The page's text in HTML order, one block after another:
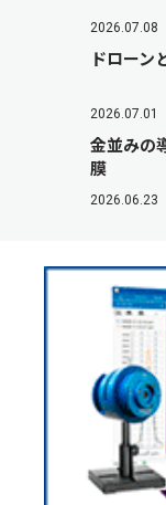
2026.07.08
ドロー
2026.07.01
金並みの
膜
2026.06.23